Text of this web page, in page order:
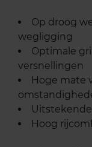
Op droog
wegligging
Optimale
versnellingen
Hoge mate
Hoog